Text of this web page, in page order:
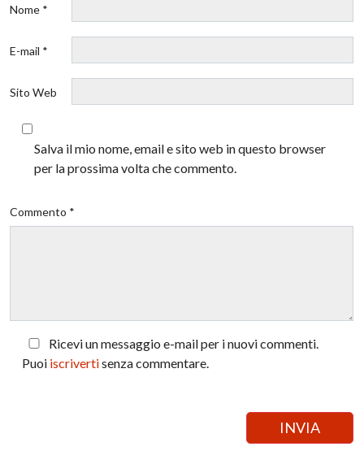
Nome *
E-mail *
Sito Web
Salva il mio nome, email e sito web in questo browser
per la prossima volta che commento.
Commento *
Ricevi un messaggio e-mail per i nuovi commenti.
Puoi iscrivertisenza commentare.